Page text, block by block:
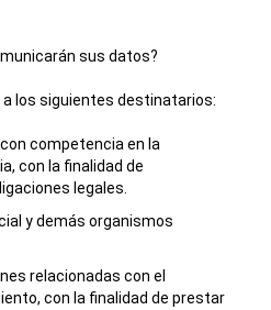
sus datos?
los siguientes destinatarios:
competencia en la
con la finalidad de
legales.
y demás organismos
relacionadas con el
con la finalidad de prestar